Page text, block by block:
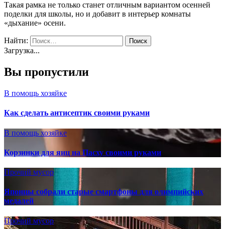
Такая рамка не только станет отличным вариантом осенней
поделки для школы, но и добавит в интерьер комнаты
«дыхание» осени.
Найти:
Загрузка...
Вы пропустили
В помощь хозяйке
Как сделать антисептик своими руками
В помощь хозяйке
Корзинки для яиц на Пасху своими руками
Прочий мусор
Японцы собрали старые смартфоны для олимпийских
медалей
Прочий мусор